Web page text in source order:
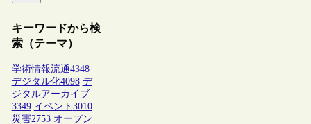
キーワードから検
索（テーマ）
学術情報流通4348
デジタル化4098 デ
ジタルアーカイブ
3349 イベント 3010
災害2753 オープン